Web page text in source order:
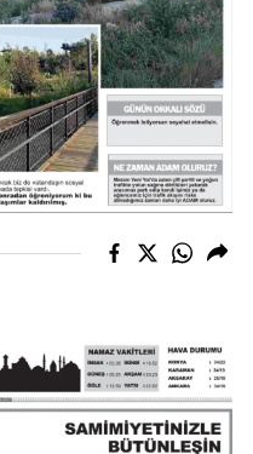
Konya
Kütahya
Malatya
Manisa
Muş
Nevşehir